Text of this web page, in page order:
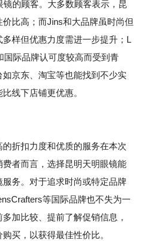
的顾客。大多数顾客表示，昆
比高；而Jins和大品牌虽时尚但
样但优惠力度需进一步提升；L
际品牌认可度较高而受到青
京东、淘宝等也能找到不少实
线下店铺更优惠。
折扣力度和优质的服务在本次
者而言，选择昆明天明眼镜能
务。对于追求时尚或特定品牌
等国际品牌也不失为一
加比较、提前了解促销信息，
买，以获得最佳性价比。